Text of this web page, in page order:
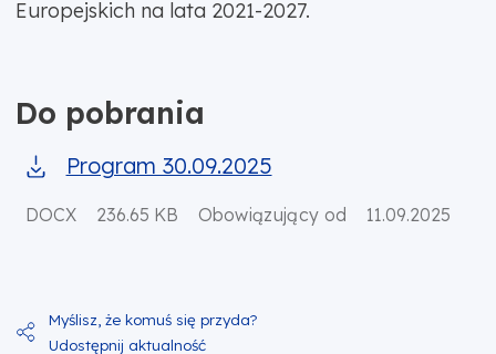
Europejskich na lata 2021-2027.
Do pobrania
Program 30.09.2025
DOCX 236.65 KB Obowiązujący od 11.09.2025